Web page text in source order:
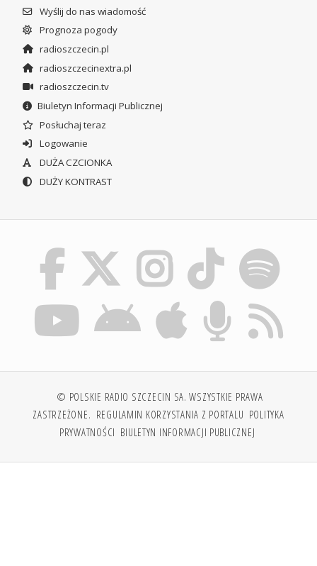
Wyślij do nas wiadomość
Prognoza pogody
radioszczecin.pl
radioszczecinextra.pl
radioszczecin.tv
Biuletyn Informacji Publicznej
Posłuchaj teraz
Logowanie
DUŻA CZCIONKA
DUŻY KONTRAST
© POLSKIE RADIO SZCZECIN SA. WSZYSTKIE PRAWA
ZASTRZEŻONE. REGULAMIN KORZYSTANIA Z PORTALU POLITYKA
PRYWATNOŚCI BIULETYN INFORMACJI PUBLICZNEJ